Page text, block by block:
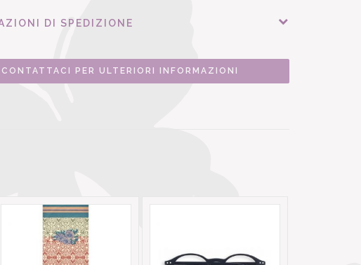
DI SPEDIZIONE
CONTATTACI PER ULTERIORI INFORMAZIONI